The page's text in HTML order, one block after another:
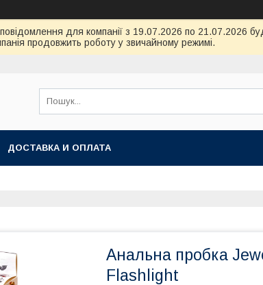
для компанії з 19.07.2026 по 21.07.2026
продовжить роботу у звичайному режимі.
ДОСТАВКА И ОПЛАТА
Анальна пробка
Flashlight